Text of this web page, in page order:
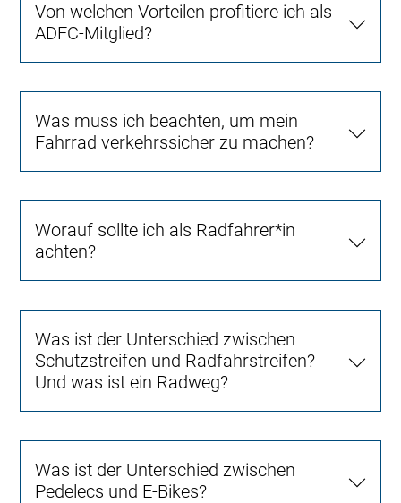
Von welchen Vorteilen profitiere ich als
ADFC-Mitglied?
Was muss ich beachten, um mein
Fahrrad verkehrssicher zu machen?
Worauf sollte ich als Radfahrer*in
achten?
Was ist der Unterschied zwischen
Schutzstreifen und Radfahrstreifen?
Und was ist ein Radweg?
Was ist der Unterschied zwischen
Pedelecs und E-Bikes?